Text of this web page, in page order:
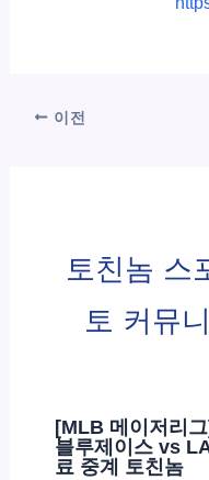
이전
토친놈 스
토 커뮤
[MLB 메이저리
블루제이스 vs
료 중계 토친놈